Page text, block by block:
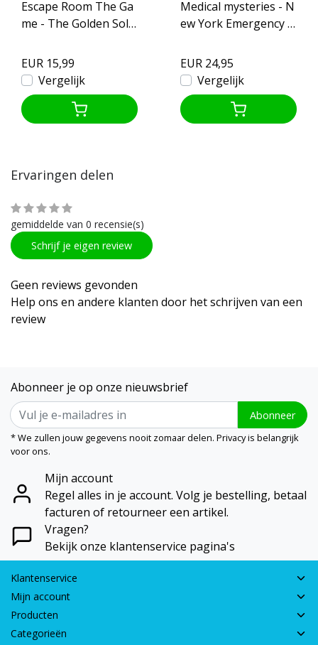
Escape Room The Ga
me - The Golden Solu
EUR 15,99
Vergelijk
Medical mysteries - N
ew York Emergency R
EUR 24,95
Vergelijk
Ervaringen delen
gemiddelde van 0 recensie(s)
Schrijf je eigen review
Geen reviews gevonden
Help ons en andere klanten door het schrijven van een
review
Abonneer je op onze nieuwsbrief
Abonneer
* We zullen jouw gegevens nooit zomaar delen. Privacy is belangrijk
voor ons.
Mijn account
Regel alles in je account. Volg je bestelling, betaal
facturen of retourneer een artikel.
Vragen?
Bekijk onze klantenservice pagina's
Klantenservice
Mijn account
Producten
Categorieën